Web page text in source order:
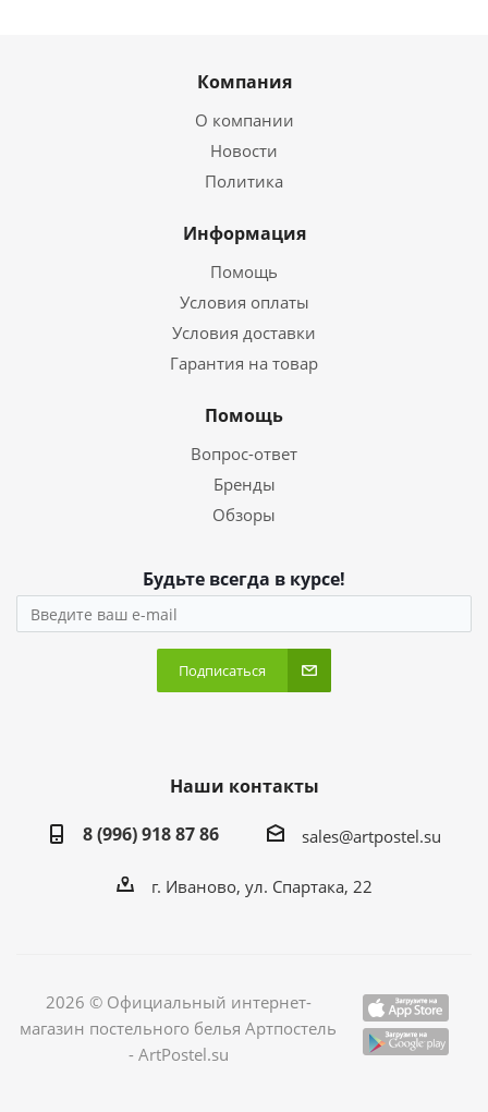
Компания
О компании
Новости
Политика
Информация
Помощь
Условия оплаты
Условия доставки
Гарантия на товар
Помощь
Вопрос-ответ
Бренды
Обзоры
Будьте всегда в курсе!
Подписаться
Наши контакты
8 (996) 918 87 86
sales@artpostel.su
г. Иваново, ул. Спартака, 22
2026 © Официальный интернет-
магазин постельного белья Артпостель
- ArtPostel.su